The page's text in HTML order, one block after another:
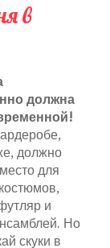
в
должна
должно
для
и
Но
скуки в